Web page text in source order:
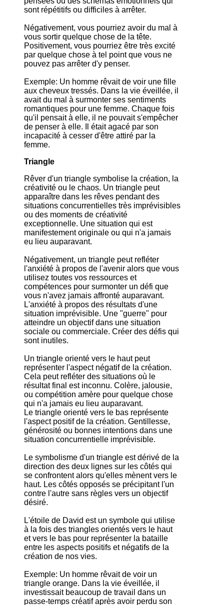
sont répétitifs ou difficiles à arrêter.
Négativement, vous pourriez avoir du mal à
vous sortir quelque chose de la tête.
Positivement, vous pourriez être très excité
par quelque chose à tel point que vous ne
pouvez pas arrêter d'y penser.
Exemple: Un homme rêvait de voir une fille
aux cheveux tressés. Dans la vie éveillée, il
avait du mal à surmonter ses sentiments
romantiques pour une femme. Chaque fois
qu'il pensait à elle, il ne pouvait s'empêcher
de penser à elle. Il était agacé par son
incapacité à cesser d'être attiré par la
femme.
Triangle
Rêver d'un triangle symbolise la création, la
créativité ou le chaos. Un triangle peut
apparaître dans les rêves pendant des
situations concurrentielles très imprévisibles
ou des moments de créativité
exceptionnelle. Une situation qui est
manifestement originale ou qui n'a jamais
eu lieu auparavant.
Négativement, un triangle peut refléter
l'anxiété à propos de l'avenir alors que vous
utilisez toutes vos ressources et
compétences pour surmonter un défi que
vous n'avez jamais affronté auparavant.
L'anxiété à propos des résultats d'une
situation imprévisible. Une "guerre" pour
atteindre un objectif dans une situation
sociale ou commerciale. Créer des défis qui
sont inutiles.
Un triangle orienté vers le haut peut
représenter l'aspect négatif de la création.
Cela peut refléter des situations où le
résultat final est inconnu. Colère, jalousie,
ou compétition amère pour quelque chose
qui n'a jamais eu lieu auparavant.
Le triangle orienté vers le bas représente
l'aspect positif de la création. Gentillesse,
générosité ou bonnes intentions dans une
situation concurrentielle imprévisible.
Le symbolisme d'un triangle est dérivé de la
direction des deux lignes sur les côtés qui
se confrontent alors qu'elles mènent vers le
haut. Les côtés opposés se précipitant l'un
contre l'autre sans règles vers un objectif
désiré.
L'étoile de David est un symbole qui utilise
à la fois des triangles orientés vers le haut
et vers le bas pour représenter la bataille
entre les aspects positifs et négatifs de la
création de nos vies.
Exemple: Un homme rêvait de voir un
triangle orange. Dans la vie éveillée, il
investissait beaucoup de travail dans un
passe-temps créatif après avoir perdu son